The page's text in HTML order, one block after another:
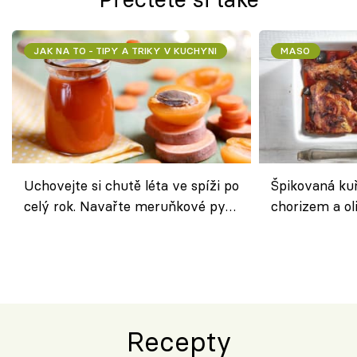
JAK NA TO - TIPY A TRIKY V KUCHYNI
Uchovejte si chutě léta ve spíži po
celý rok. Navařte meruňkové pyré
MASO
Špikovaná
chorizem a
Recepty